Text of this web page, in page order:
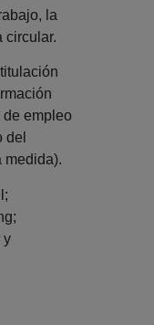
la
circular.
empleo
medida).
y